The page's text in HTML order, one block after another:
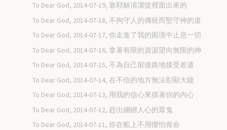
To Dear God, 2014-07-19, 靠耶穌清潔從裡面出來的
To Dear God, 2014-07-18, 不拘守人的傳統而堅守神的道
To Dear God, 2014-07-17, 你走進了我的困境中止息一切
To Dear God, 2014-07-16, 拿著有限的資源望向無限的神
To Dear God, 2014-07-15, 不為自己留後路地接受差遣
To Dear God, 2014-07-14, 在不信的地方無法彰顯大能
To Dear God, 2014-07-13, 用我的信心來摸著你的內心
To Dear God, 2014-07-12, 趕出綑綁人心的眾鬼
To Dear God, 2014-07-11, 你在船上不用懼怕喪命